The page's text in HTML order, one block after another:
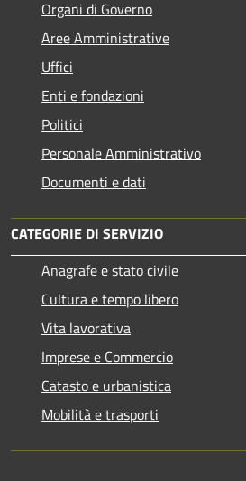
Organi di Governo
Aree Amministrative
Uffici
Enti e fondazioni
Politici
Personale Amministrativo
Documenti e dati
CATEGORIE DI SERVIZIO
Anagrafe e stato civile
Cultura e tempo libero
Vita lavorativa
Imprese e Commercio
Catasto e urbanistica
Mobilità e trasporti